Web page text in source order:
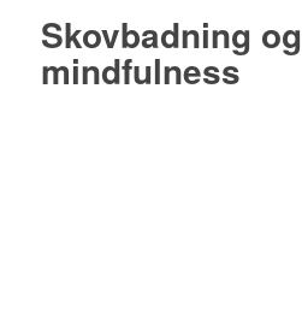
Skovbadning og
mindfulness